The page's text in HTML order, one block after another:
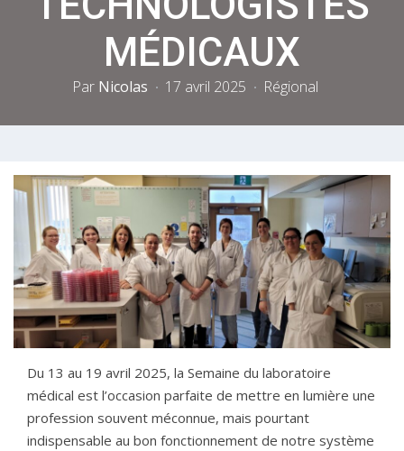
MÉDICAUX
Par Nicolas 17 avril 2025 Régional
Du 13 au 19 avril 2025, la Semaine du laboratoire
médical est l’occasion parfaite de mettre en lumière une
profession souvent méconnue, mais pourtant
indispensable au bon fonctionnement de notre système